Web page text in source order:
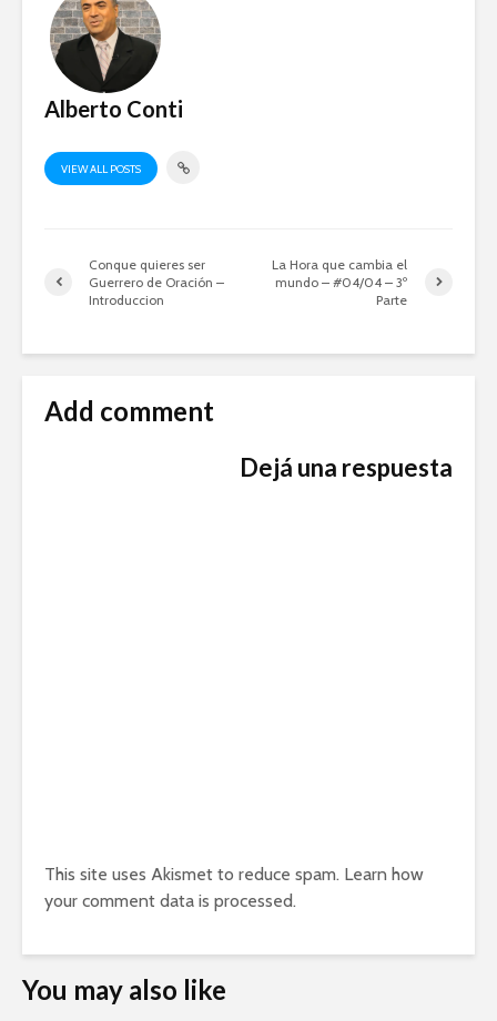
Alberto Conti
VIEW ALL POSTS
Conque quieres ser
Guerrero de Oración –
Introduccion
La Hora que cambia el
mundo – #04/04 – 3º
Parte
Add comment
Dejá una respuesta
This site uses Akismet to reduce spam. Learn how
your comment data is processed.
You may also like